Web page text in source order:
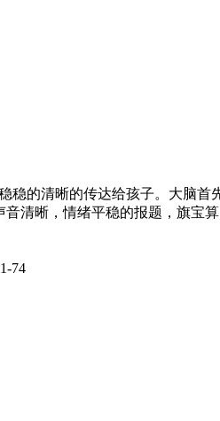
的清晰的传达给孩子。大脑
清晰，情绪平稳的报题，旗宝
74